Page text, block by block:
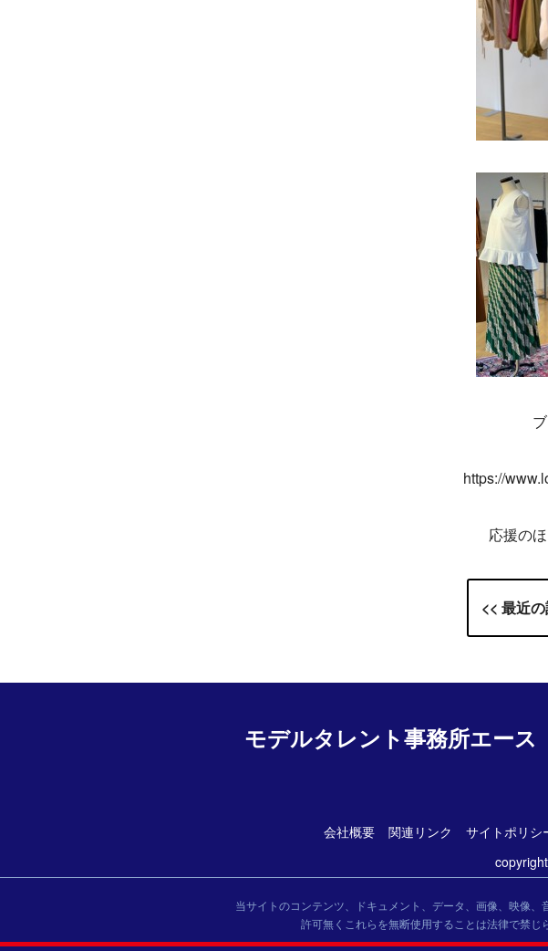
https://
応援の
<< 最近
モデルタレント事務所エース
会社概要 関連リンク サイトポリシ
当サイトのコンテンツ、ドキュメント、データ、画像、映像
許可無くこれらを無断使用することは法律で禁じ